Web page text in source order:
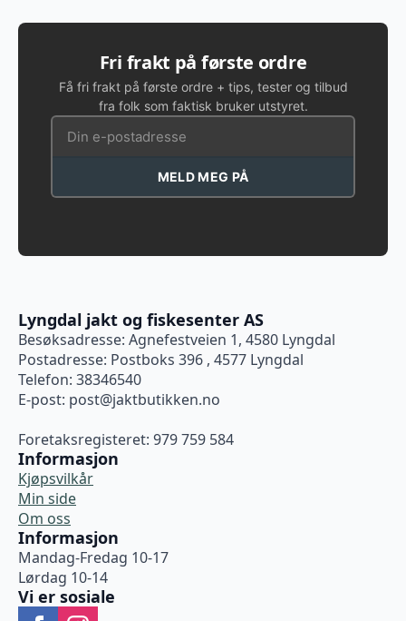
Alternativene
produktsiden
Fri frakt på første ordre
Få fri frakt på første ordre + tips, tester og tilbud
fra folk som faktisk bruker utstyret.
MELD MEG PÅ
Lyngdal jakt og fiskesenter AS
Besøksadresse: Agnefestveien 1, 4580 Lyngdal
Postadresse: Postboks 396 , 4577 Lyngdal
Telefon: 38346540
E-post: post@jaktbutikken.no
Foretaksregisteret: 979 759 584
Informasjon
Kjøpsvilkår
Min side
Om oss
Informasjon
Mandag-Fredag 10-17
Lørdag 10-14
Vi er sosiale